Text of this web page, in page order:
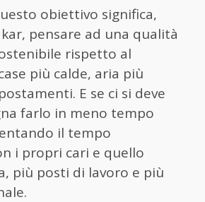
obiettivo significa,
pensare ad una qualità
rispetto al
più calde, aria più
E se ci si deve
farlo in meno tempo
il tempo
i propri cari e quello
più posti di lavoro e più